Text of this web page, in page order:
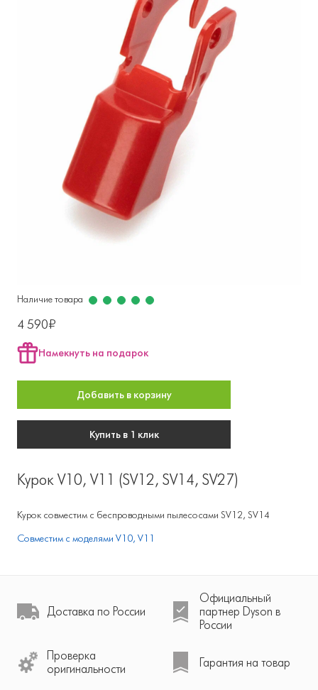
Курок V10, V11 (SV12, SV14, SV27)
Курок совместим с беспроводными пылесосами SV12, SV14
Совместим с моделями V10, V11
Наличие товара
4 590₽
Намекнуть на подарок
Добавить в корзину
Купить в 1 клик
Доставка по России
Официальный
партнер Dyson в
России
Проверка
оригинальности
Гарантия на товар